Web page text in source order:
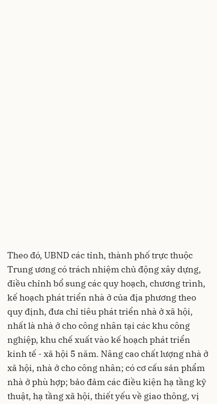
Theo đó, UBND các tỉnh, thành phố trực thuộc
Trung ương có trách nhiệm chủ động xây dựng,
điều chỉnh bổ sung các quy hoạch, chương trình,
kế hoạch phát triển nhà ở của địa phương theo
quy định, đưa chỉ tiêu phát triển nhà ở xã hội,
nhất là nhà ở cho công nhân tại các khu công
nghiệp, khu chế xuất vào kế hoạch phát triển
kinh tế - xã hội 5 năm. Nâng cao chất lượng nhà ở
xã hội, nhà ở cho công nhân; có cơ cấu sản phẩm
nhà ở phù hợp; bảo đảm các điều kiện hạ tầng kỹ
thuật, hạ tầng xã hội, thiết yếu về giao thông, vị